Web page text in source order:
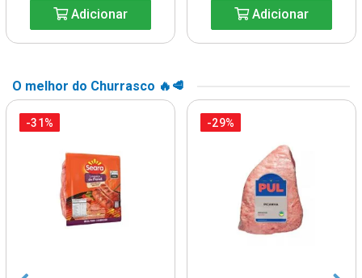
Adicionar Adicionar
O melhor do Churrasco 🔥🥩
-31% -29%